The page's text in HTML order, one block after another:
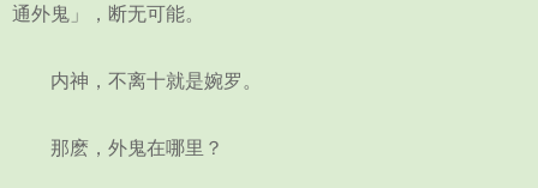
通外鬼」，断无可能。
内神，不离十就是婉罗。
那麽，外鬼在哪里？